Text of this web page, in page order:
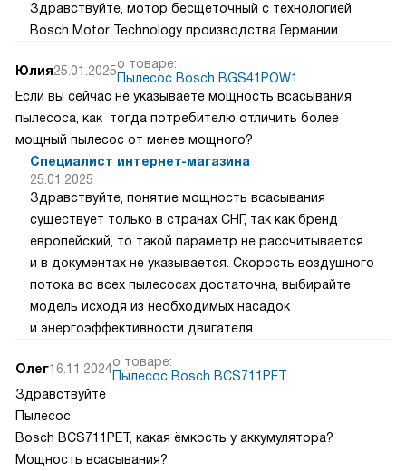
Здравствуйте, мотор бесщеточный с технологией
Bosch Motor Technology производства Германии.
Юлия25.01.2025о товаре:
Пылесос Bosch BGS41POW1
Если вы сейчас не указываете мощность всасывания
пылесоса, как тогда потребителю отличить более
мощный пылесос от менее мощного?
Специалист интернет-магазина
25.01.2025
Здравствуйте, понятие мощность всасывания
существует только в странах СНГ, так как бренд
европейский, то такой параметр не рассчитывается
и в документах не указывается. Скорость воздушного
потока во всех пылесосах достаточна, выбирайте
модель исходя из необходимых насадок
и энергоэффективности двигателя.
Олег16.11.2024о товаре:
Пылесос Bosch BCS711PET
Здравствуйте
Пылесос
Bosch BCS711PET, какая ёмкость у аккумулятора?
Мощность всасывания?